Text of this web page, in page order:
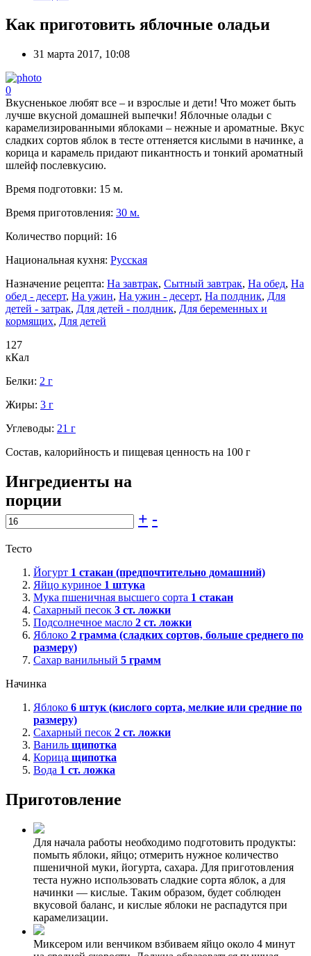
Как приготовить яблочные оладьи
31 марта 2017, 10:08
0
Вкусненькое любят все – и взрослые и дети! Что может быть
лучше вкусной домашней выпечки! Яблочные оладьи с
карамелизированными яблоками – нежные и ароматные. Вкус
сладких сортов яблок в тесте оттеняется кислыми в начинке, а
корица и карамель придают пикантность и тонкий ароматный
шлейф послевкусию.
Время подготовки: 15 м.
Время приготовления: 30 м.
Количество порций: 16
Национальная кухня: Русская
Назначение рецепта: На завтрак, Сытный завтрак, На обед, На
обед - десерт, На ужин, На ужин - десерт, На полдник, Для
детей - затрак, Для детей - полдник, Для беременных и
кормящих, Для детей
127
кКал
Белки: 2 г
Жиры: 3 г
Углеводы: 21 г
Состав, калорийность и пищевая ценность на 100 г
Ингредиенты на
порции
+ -
Тесто
Йогурт 1 стакан (предпочтительно домашний)
Яйцо куриное 1 штука
Мука пшеничная высшего сорта 1 стакан
Сахарный песок 3 ст. ложки
Подсолнечное масло 2 ст. ложки
Яблоко 2 грамма (сладких сортов, больше среднего по
размеру)
Сахар ванильный 5 грамм
Начинка
Яблоко 6 штук (кислого сорта, мелкие или средние по
размеру)
Сахарный песок 2 ст. ложки
Ваниль щипотка
Корица щипотка
Вода 1 ст. ложка
Приготовление
Для начала работы необходимо подготовить продукты:
помыть яблоки, яйцо; отмерить нужное количество
пшеничной муки, йогурта, сахара. Для приготовления
теста нужно использовать сладкие сорта яблок, а для
начинки — кислые. Таким образом, будет соблюден
вкусовой баланс, и кислые яблоки не распадутся при
карамелизации.
Миксером или венчиком взбиваем яйцо около 4 минут